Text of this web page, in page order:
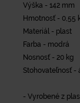
Výška - 142 mm
Hmotnosť - 0,55
Materiál - plast
Farba - modrá
Nosnosť - 20 kg
Stohovateľnosť -
- Vyrobené z